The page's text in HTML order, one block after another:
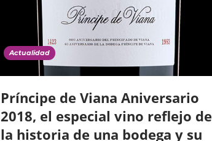
Actualidad
Príncipe de Viana Aniversario
2018, el especial vino reflejo de
la historia de una bodega y su